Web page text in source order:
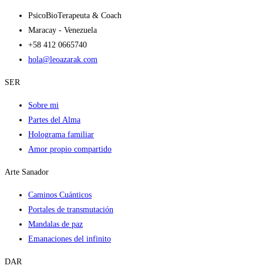
PsicoBioTerapeuta & Coach
Maracay - Venezuela
+58 412 0665740
hola@leoazarak.com
SER
Sobre mi
Partes del Alma
Holograma familiar
Amor propio compartido
Arte Sanador
Caminos Cuánticos
Portales de transmutación
Mandalas de paz
Emanaciones del infinito
DAR